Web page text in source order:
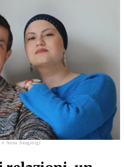
Anna Sangiorgi